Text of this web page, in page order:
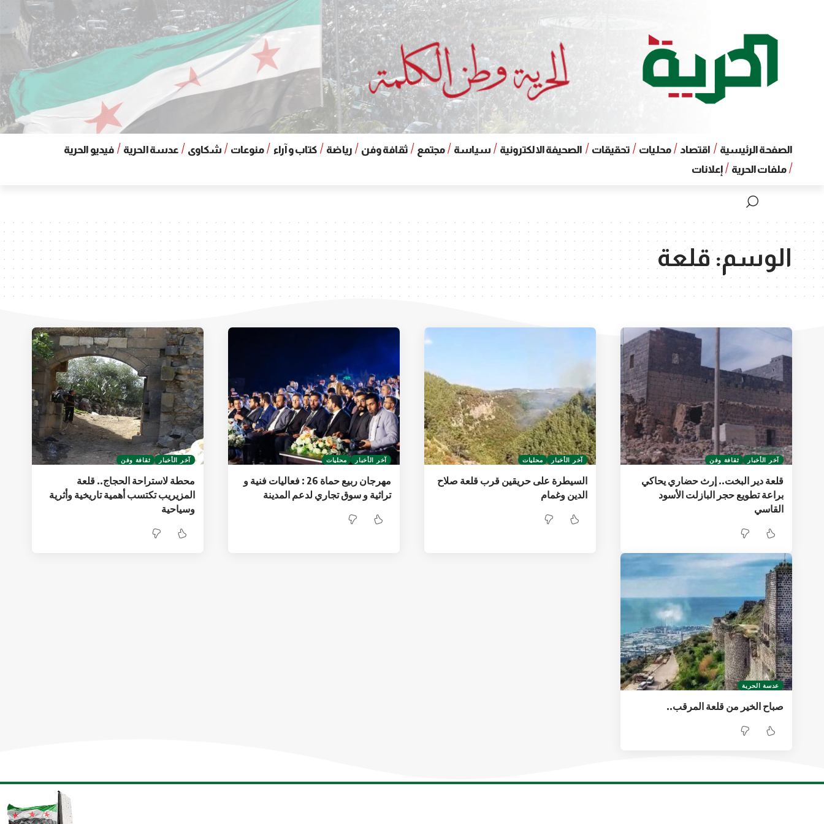
الصفحة الرئيسية اقتصاد محليات تحقيقات الصحيفة الالكترونية سياسة مجتمع ثقافة وفن رياضة كتاب و آراء منوعات شكاوى عدسة الحرية
فيديو الحرية
ملفات الحرية
إعلانات
الوسم:قلعة
آخر الأخبار ثقافة وفن
قلعة دير البخت.. إرث حضاري يحاكي
براعة تطويع حجر البازلت الأسود
القاسي
آخر الأخبار محليات
السيطرة على حريقين قرب قلعة صلاح
الدين وغمام
آخر الأخبار محليات
مهرجان ربيع حماة 26 : فعاليات فنية و
تراثية و سوق تجاري لدعم المدينة
آخر الأخبار ثقافة وفن
محطة لاستراحة الحجاج.. قلعة
المزيريب تكتسب أهمية تاريخية وأثرية
وسياحية
عدسة الحرية
صباح الخير من قلعة المرقب..